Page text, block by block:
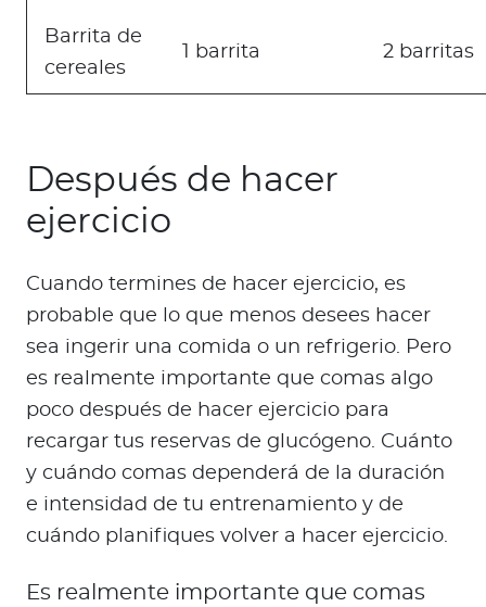
Barrita de
cereales
1 barrita 2 barritas
Después de hacer
ejercicio
Cuando termines de hacer ejercicio, es
probable que lo que menos desees hacer
sea ingerir una comida o un refrigerio. Pero
es realmente importante que comas algo
poco después de hacer ejercicio para
recargar tus reservas de glucógeno. Cuánto
y cuándo comas dependerá de la duración
e intensidad de tu entrenamiento y de
cuándo planifiques volver a hacer ejercicio.
Es realmente importante que comas